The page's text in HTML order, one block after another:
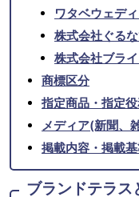
ワタベウェデ
株式会社ぐる
株式会社ブラ
商標区分
指定商品・指定
メディア(新聞、
掲載内容・掲載
ブランドテラス